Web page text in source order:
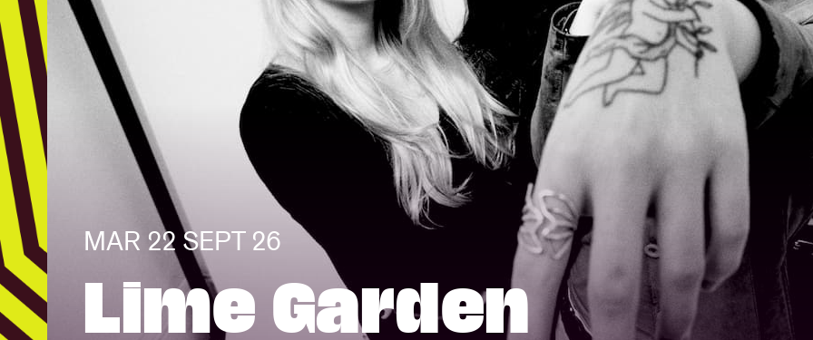
Projets
Actualités
Infos visiteurs
BRDCST
ABtv
Chèque-
À propos de
Contact
MAR 22 SEPT 26
Lime Garden